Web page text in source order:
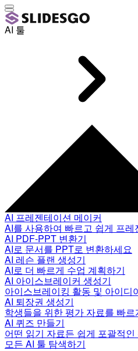
AI 툴
AI 프레젠테이션 메이커
AI를 사용하여 빠르고 쉽게 프
AI PDF-PPT 변환기
AI로 문서를 PPT로 변환하세요
AI 레슨 플랜 생성기
AI로 더 빠르게 수업 계획하기
AI 아이스브레이커 생성기
아이스브레이킹 활동 및 아이디
AI 퇴장권 생성기
학생들을 위한 평가 자료를 빠
AI 퀴즈 만들기
어떤 읽기 자료든 쉽게 포괄적
모든 AI 툴 탐색하기